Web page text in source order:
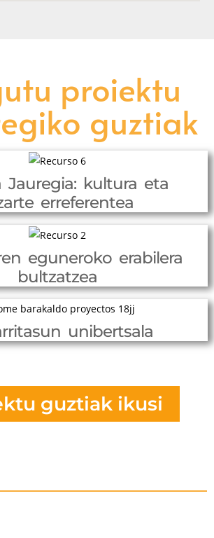
proiektu
guztiak
Jauregia: kultura eta
erreferentea
eguneroko erabilera
bultzatzea
unibertsala
guztiak ikusi